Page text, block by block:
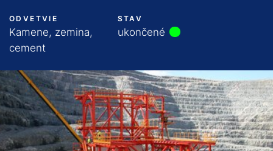
ODVETVIE
Kamene, zemina,
cement
STAV
ukončené